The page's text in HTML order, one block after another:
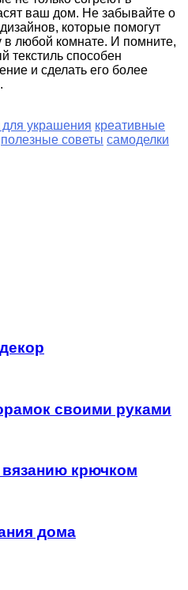
ваш дом. Не забывайте о
которые помогут
в любой комнате. И помните,
текстиль способен
и сделать его более
для украшения креативные
полезные советы самоделки
своими руками
крючком
дома